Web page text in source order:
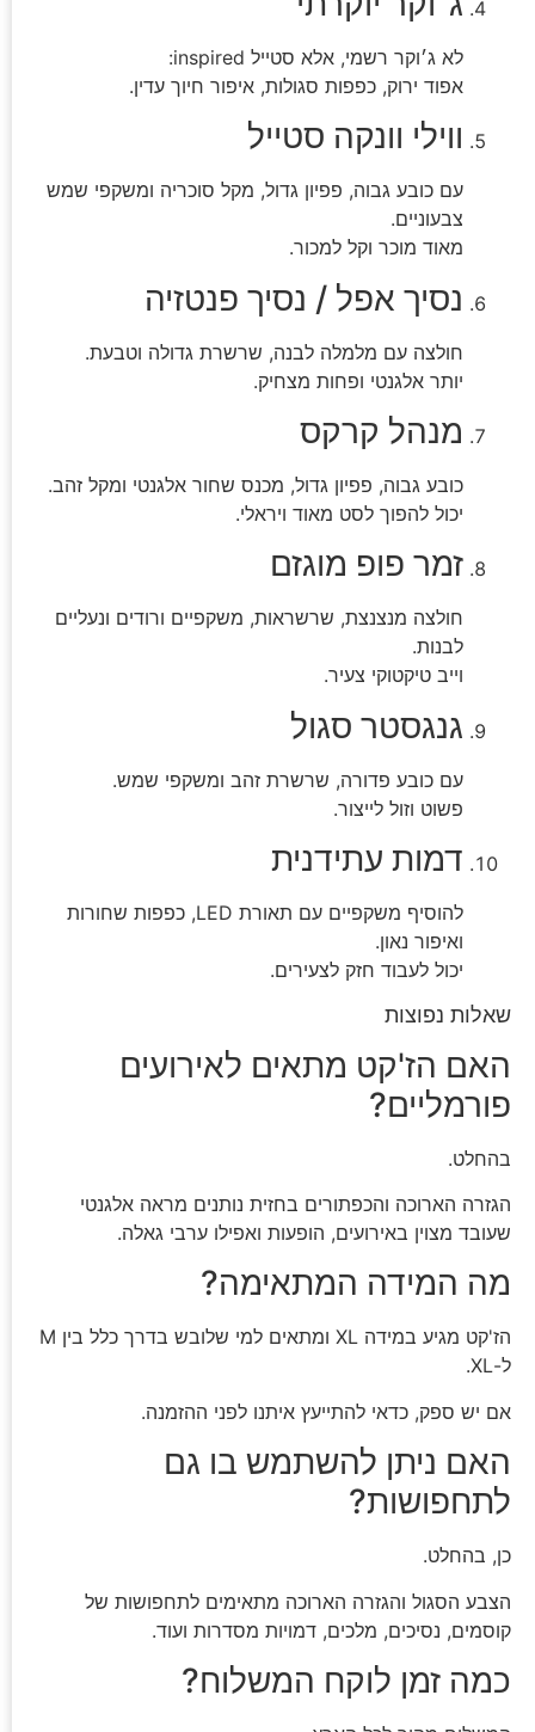
לא ג׳וקר רשמי, אלא סטייל inspired:
אפוד ירוק, כפפות סגולות, איפור חיוך עדין.
ווילי וונקה סטייל
עם כובע גבוה, פפיון גדול, מקל סוכריה ומשקפי שמש
צבעוניים.
מאוד מוכר וקל למכור.
נסיך אפל / נסיך פנטזיה
חולצה עם מלמלה לבנה, שרשרת גדולה וטבעת.
יותר אלגנטי ופחות מצחיק.
מנהל קרקס
כובע גבוה, פפיון גדול, מכנס שחור אלגנטי ומקל זהב.
יכול להפוך לסט מאוד ויראלי.
זמר פופ מוגזם
חולצה מנצנצת, שרשראות, משקפיים ורודים ונעליים
לבנות.
וייב טיקטוקי צעיר.
גנגסטר סגול
עם כובע פדורה, שרשרת זהב ומשקפי שמש.
פשוט וזול לייצור.
דמות עתידנית
להוסיף משקפיים עם תאורת LED, כפפות שחורות
ואיפור נאון.
יכול לעבוד חזק לצעירים.
שאלות נפוצות
האם הז'קט מתאים לאירועים
פורמליים?
בהחלט.
הגזרה הארוכה והכפתורים בחזית נותנים מראה אלגנטי
שעובד מצוין באירועים, הופעות ואפילו ערבי גאלה.
מה המידה המתאימה?
הז'קט מגיע במידה XL ומתאים למי שלובש בדרך כלל בין M
ל-XL.
אם יש ספק, כדאי להתייעץ איתנו לפני ההזמנה.
האם ניתן להשתמש בו גם
לתחפושות?
כן, בהחלט.
הצבע הסגול והגזרה הארוכה מתאימים לתחפושות של
קוסמים, נסיכים, מלכים, דמויות מסדרות ועוד.
כמה זמן לוקח המשלוח?